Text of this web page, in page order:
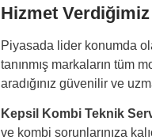
Hizmet
Piyasada lider konumda
tanınmış markaların tüm
aradığınız güvenilir ve
Kepsil Kombi Teknik
ve kombi sorunlarınıza